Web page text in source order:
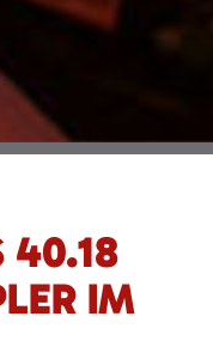
40.18
IM